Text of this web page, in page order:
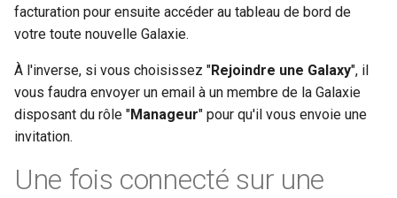
facturation pour ensuite accéder au tableau de bord de
votre toute nouvelle Galaxie.
À l'inverse, si vous choisissez "Rejoindre une Galaxy", il
vous faudra envoyer un email à un membre de la Galaxie
disposant du rôle "Manageur" pour qu'il vous envoie une
invitation.
Une fois connecté sur une